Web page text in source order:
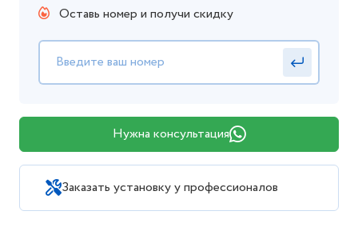
Оставь номер и получи скидку
Нужна консультация
Заказать установку у профессионалов